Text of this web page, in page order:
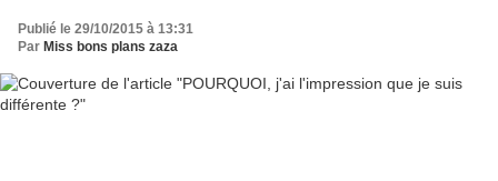
Publié le 29/10/2015 à 13:31
Par Miss bons plans zaza